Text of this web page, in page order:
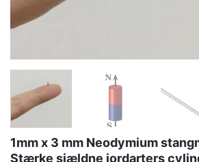
1mm x 3 mm Neodymium
Stærke sjældne jordarters